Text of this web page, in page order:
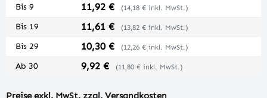
Bis 9 11,92 € (14,18 € inkl. MwSt.)
Bis 19 11,61 € (13,82 € inkl. MwSt.)
Bis 29 10,30 € (12,26 € inkl. MwSt.)
Ab 30 9,92 € (11,80 € inkl. MwSt.)